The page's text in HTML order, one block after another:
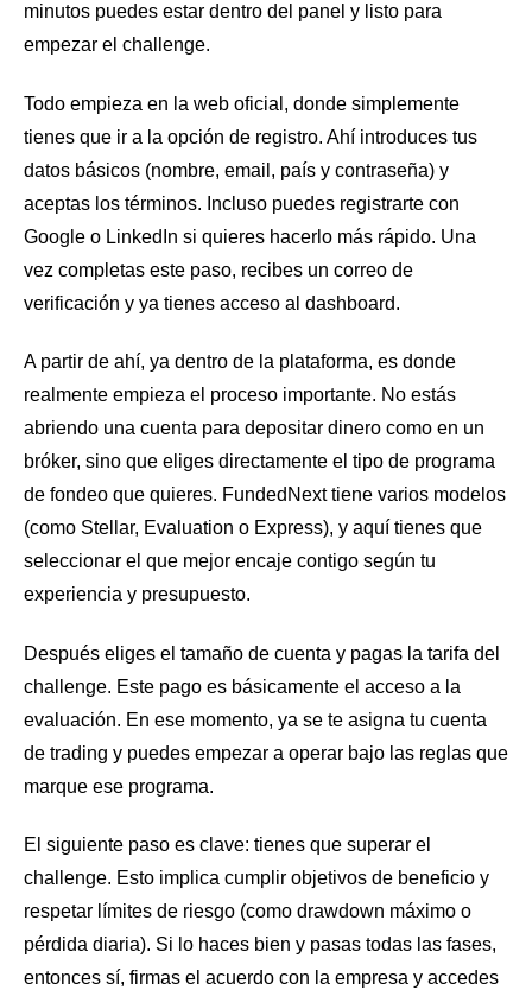
minutos puedes estar dentro del panel y listo para
empezar el challenge.
Todo empieza en la web oficial, donde simplemente
tienes que ir a la opción de registro. Ahí introduces tus
datos básicos (nombre, email, país y contraseña) y
aceptas los términos. Incluso puedes registrarte con
Google o LinkedIn si quieres hacerlo más rápido. Una
vez completas este paso, recibes un correo de
verificación y ya tienes acceso al dashboard.
A partir de ahí, ya dentro de la plataforma, es donde
realmente empieza el proceso importante. No estás
abriendo una cuenta para depositar dinero como en un
bróker, sino que eliges directamente el tipo de programa
de fondeo que quieres. FundedNext tiene varios modelos
(como Stellar, Evaluation o Express), y aquí tienes que
seleccionar el que mejor encaje contigo según tu
experiencia y presupuesto.
Después eliges el tamaño de cuenta y pagas la tarifa del
challenge. Este pago es básicamente el acceso a la
evaluación. En ese momento, ya se te asigna tu cuenta
de trading y puedes empezar a operar bajo las reglas que
marque ese programa.
El siguiente paso es clave: tienes que superar el
challenge. Esto implica cumplir objetivos de beneficio y
respetar límites de riesgo (como drawdown máximo o
pérdida diaria). Si lo haces bien y pasas todas las fases,
entonces sí, firmas el acuerdo con la empresa y accedes